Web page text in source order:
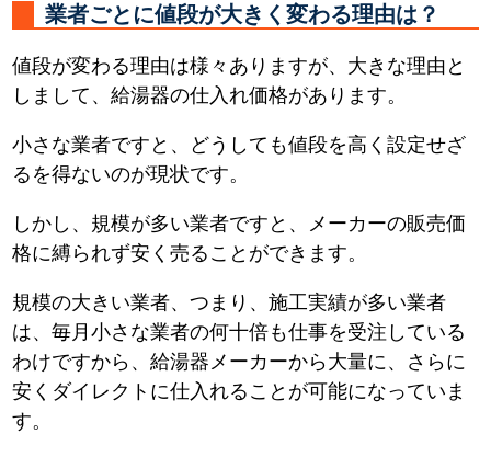
業者ごとに値段が大きく変わる理由は？
値段が変わる理由は様々ありますが、大きな理由と
しまして、給湯器の仕入れ価格があります。
小さな業者ですと、どうしても値段を高く設定せざ
るを得ないのが現状です。
しかし、規模が多い業者ですと、メーカーの販売価
格に縛られず安く売ることができます。
規模の大きい業者、つまり、施工実績が多い業者
は、毎月小さな業者の何十倍も仕事を受注している
わけですから、給湯器メーカーから大量に、さらに
安くダイレクトに仕入れることが可能になっていま
す。